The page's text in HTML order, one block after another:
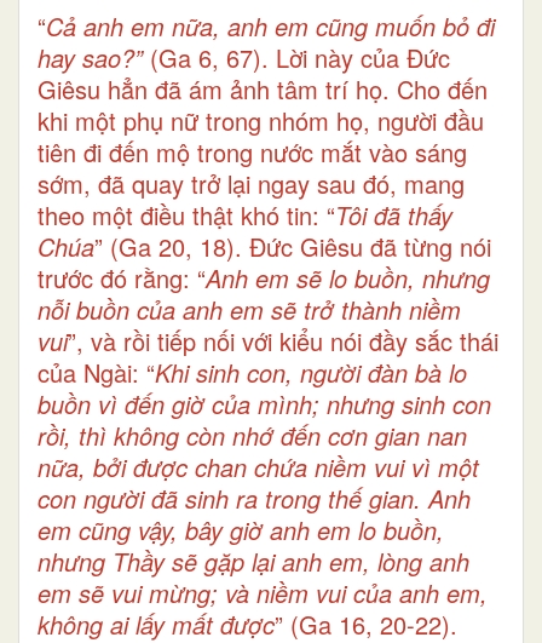
“Cả anh em nữa, anh em cũng muốn bỏ đi
hay sao?”(Ga 6, 67). Lời này của Đức
Giêsu hẳn đã ám ảnh tâm trí họ. Cho đến
khi một phụ nữ trong nhóm họ, người đầu
tiên đi đến mộ trong nước mắt vào sáng
sớm, đã quay trở lại ngay sau đó, mang
theo một điều thật khó tin: “Tôi đã thấy
Chúa” (Ga 20, 18). Đức Giêsu đã từng nói
trước đó rằng: “Anh em sẽ lo buồn, nhưng
nỗi buồn của anh em sẽ trở thành niềm
vui”, và rồi tiếp nối với kiểu nói đầy sắc thái
của Ngài: “Khi sinh con, người đàn bà lo
buồn vì đến giờ của mình; nhưng sinh con
rồi, thì không còn nhớ đến cơn gian nan
nữa, bởi được chan chứa niềm vui vì một
con người đã sinh ra trong thế gian. Anh
em cũng vậy, bây giờ anh em lo buồn,
nhưng Thầy sẽ gặp lại anh em, lòng anh
em sẽ vui mừng; và niềm vui của anh em,
không ai lấy mất được” (Ga 16, 20-22).